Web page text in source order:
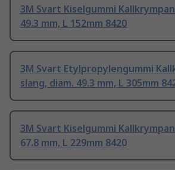
3M Svart Kiselgummi
49.3 mm, L 152mm 8420
3M Svart Etylpropylengummi
slang, diam. 49.3 mm, L 305mm
3M Svart Kiselgummi
67.8 mm, L 229mm 8420